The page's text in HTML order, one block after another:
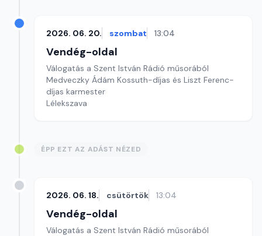
2026. 06. 20. szombat 13:04
Vendég-oldal
Válogatás a Szent István Rádió műsorából
Medveczky Ádám Kossuth-díjas és Liszt Ferenc-
díjas karmester
Lélekszava
ÉPP EZT AZ ADÁST NÉZED
2026. 06. 18. csütörtök 13:04
Vendég-oldal
Válogatás a Szent István Rádió műsorából